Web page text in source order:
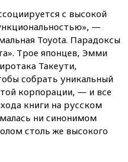
с высокой
—
Toyota. Парадоксы
Трое японцев, Эмми
Такеути,
собрать уникальный
корпорации, — и все
книги на русском
ни синонимом
столь же высокого